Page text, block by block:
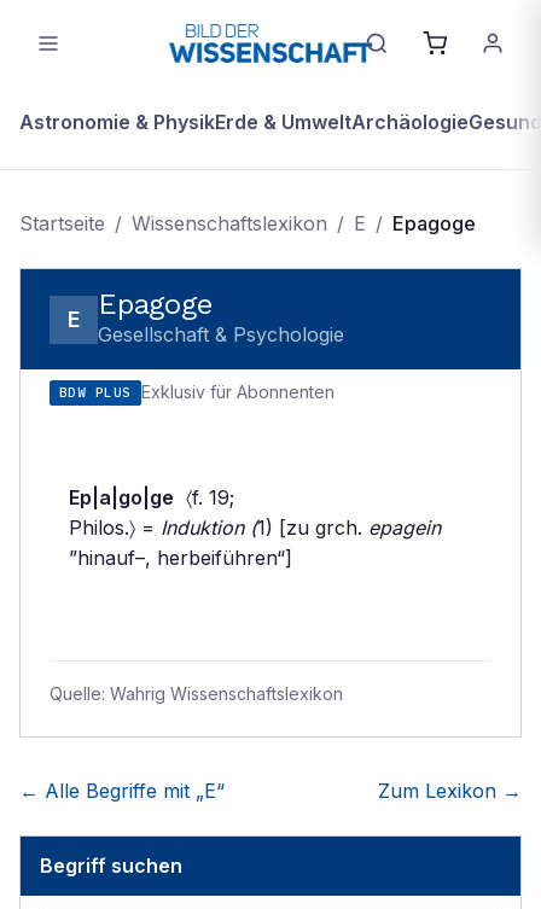
Astronomie & PhysikErde & UmweltArchäologie
Startseite / Wissenschaftslexikon / E / Epagoge
E Epagoge
Gesellschaft & Psychologie
BDW PLUS Exklusiv für Abonnenten
Ep|a|go|ge 〈f. 19;
Philos.〉 = Induktion (1) [zu grch. epagein
”hinauf–, herbeiführen“]
Quelle: Wahrig Wissenschaftslexikon
← Alle Begriffe mit „E“ Zum Lexikon →
Begriff suchen